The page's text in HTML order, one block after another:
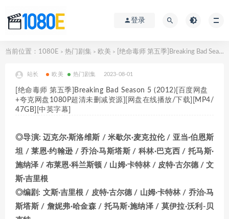
登录
当前位置： 1080E > 热门剧集 > 欧美 > [绝命毒师 第五季]Breaking Bad Season 5 (2012)[百度网盘+夸克网盘1080P超清未删减资源][网盘在线播放/下载][MP4/47GB][中英字幕]
站长 欧美 热门剧集 2023-08-01
[绝命毒师 第五季]Breaking Bad Season 5 (2012)[百度网盘
+夸克网盘1080P超清未删减资源][网盘在线播放/下载][MP4/
47GB][中英字幕]
◎导演: 迈克尔·斯洛维斯 / 米歇尔·麦克拉伦 / 亚当·伯恩斯
坦 / 莱恩·约翰逊 / 乔治·马斯塔斯 / 科林·巴克西 / 托马斯·
施纳泽 / 布莱恩·科兰斯顿 / 山姆·卡特林 / 皮特·古尔德 / 文
斯·吉里根
◎编剧: 文斯·吉里根 / 皮特·古尔德 / 山姆·卡特林 / 乔治·马
斯塔斯 / 詹妮弗·哈金森 / 托马斯·施纳泽 / 莫伊拉·沃利-贝